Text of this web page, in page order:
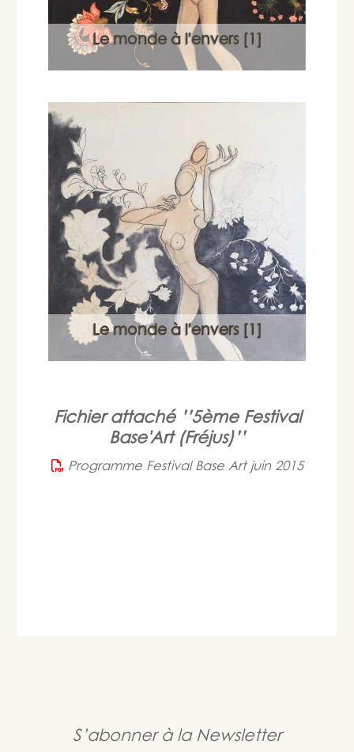
Le monde à l'envers [1]
Le monde à l'envers [1]
Fichier attaché ’’5ème Festival
Base'Art (Fréjus)’’
Programme Festival Base Art juin 2015
S’abonner à la Newsletter